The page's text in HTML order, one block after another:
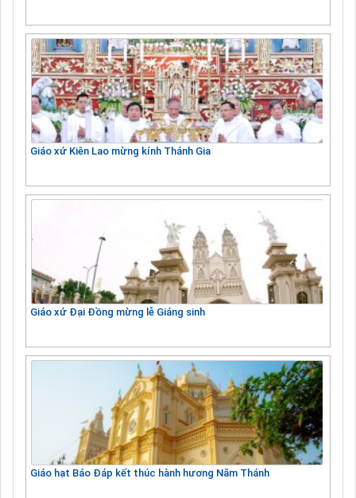
Giáo xứ Kiên Lao mừng kính Thánh Gia
Giáo xứ Đại Đồng mừng lễ Giáng sinh
Giáo hạt Báo Đáp kết thúc hành hương Năm Thánh